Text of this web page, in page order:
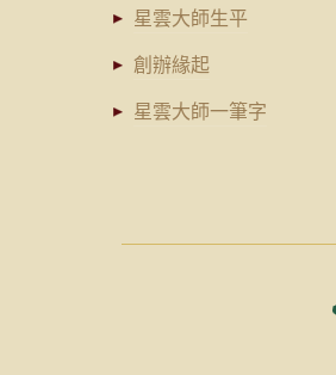
星雲大師生平
創辦緣起
星雲大師一筆字